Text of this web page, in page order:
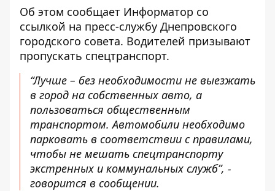
Об этом сообщает Информатор со
ссылкой на пресс-службу Днепровского
городского совета. Водителей призывают
пропускать спецтранспорт.
“Лучше – без необходимости не выезжать
в город на собственных авто, а
пользоваться общественным
транспортом. Автомобили необходимо
парковать в соответствии с правилами,
чтобы не мешать спецтранспорту
экстренных и коммунальных служб”, -
говорится в сообщении.